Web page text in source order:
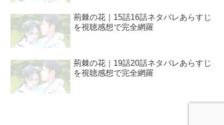
荊棘の花｜15話16話ネタバレあらすじ
を視聴感想で完全網羅
荊棘の花｜19話20話ネタバレあらすじ
を視聴感想で完全網羅